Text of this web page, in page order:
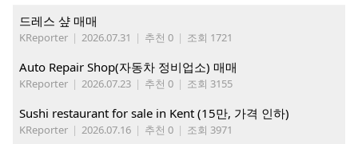
드레스 샾 매매
KReporter | 2026.07.31 | 추천 0 | 조회 1721
Auto Repair Shop(자동차 정비업소) 매매
KReporter | 2026.07.23 | 추천 0 | 조회 3155
Sushi restaurant for sale in Kent (15만, 가격 인하)
KReporter | 2026.07.16 | 추천 0 | 조회 3971